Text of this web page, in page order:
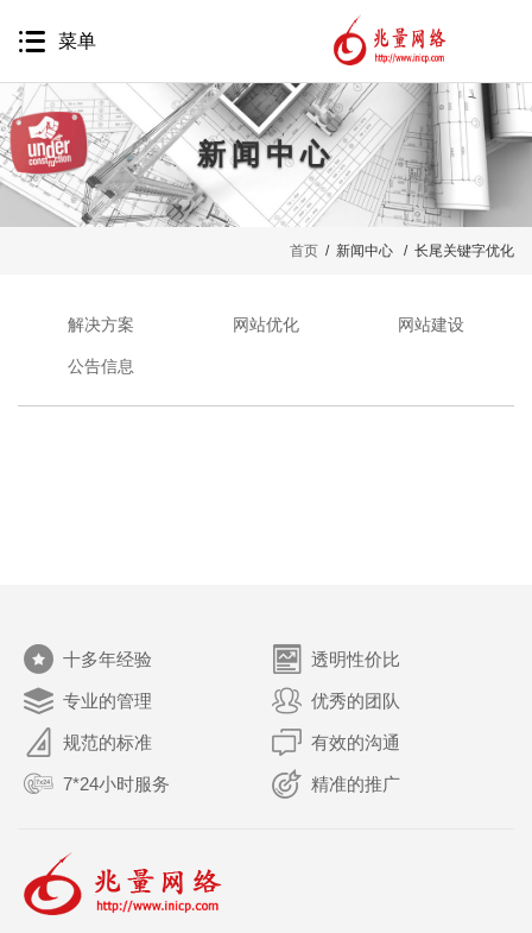
菜单
网站建设
移动互联网
新闻中心
首页 / 新闻中心 / 长尾关键字优化
解决方案 网站优化 网站建设
公告信息
十多年经验 透明性价比
专业的管理 优秀的团队
规范的标准 有效的沟通
7*24小时服务 精准的推广